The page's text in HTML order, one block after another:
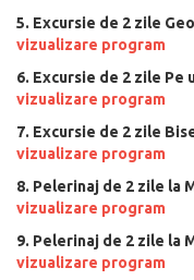
5. Excursie de 2 zile
vizualizare program
6. Excursie de 2 zile
vizualizare program
7. Excursie de 2 zile
vizualizare program
8. Pelerinaj de 2 zile la
vizualizare program
9. Pelerinaj de 2 zile la
vizualizare program